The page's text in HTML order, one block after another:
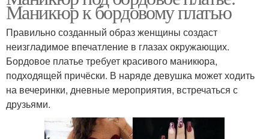
Маникюр к бордовому платью
Правильно созданный образ женщины создаст
неизгладимое впечатление в глазах окружающих.
Бордовое платье требует красивого маникюра,
подходящей причёски. В наряде девушка может ходить
на вечеринки, дневные мероприятия, встречаться с
друзьями.